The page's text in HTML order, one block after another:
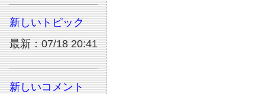
新しいトピック
最新：07/18 20:41
新しいコメント